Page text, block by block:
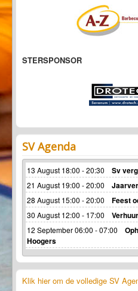
STERSPONSOR
SV Agenda
13 August 18:00 - 20:30 Sv
21 August 19:00 - 20:00
28 August 15:00 - 20:00 Feest
30 August 12:00 - 17:00
12 September 06:00 - 07:00
Hoogers
Klik hier om de volledige SV